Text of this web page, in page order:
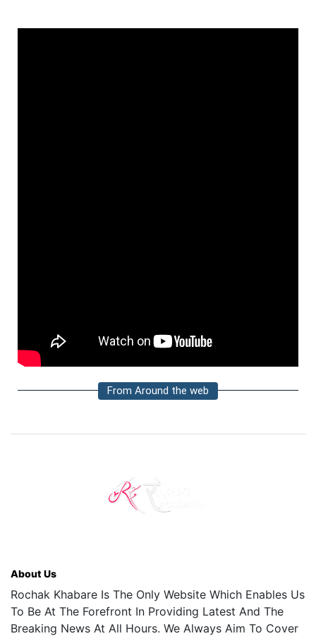
From Around the web
About Us
Rochak Khabare Is The Only Website Which Enables Us
To Be At The Forefront In Providing Latest And The
Breaking News At All Hours. We Always Aim To Cover